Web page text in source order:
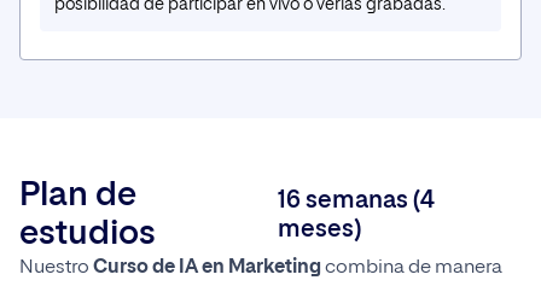
posibilidad de participar en vivo o verlas grabadas.
Plan de
estudios
16 semanas (4
meses)
Nuestro Curso de IA en Marketingcombina de manera